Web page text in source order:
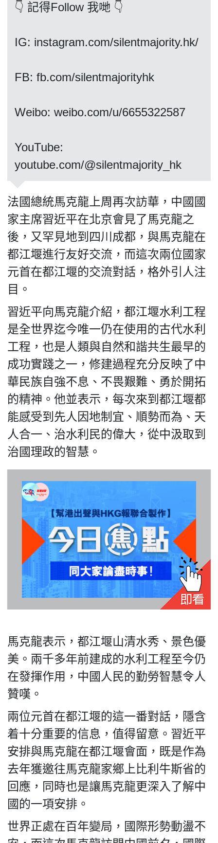
聯絡我們
私
隱
政
策
及
責
聲
明
©
2018
Silent
Majority
For
HK.
All
rights
reserved.
👇 記得Follow 我哋 👇
IG: instagram.com/silentmajority.hk/
FB: fb.com/silentmajorityhk
Weibo: weibo.com/u/6655322587
​​​​​​​YouTube:
youtube.com/@silentmajority_hk
法國總統馬克龍上周再次訪華，中國國
家主席習近平在北京會見了馬克龍之
後，又罕見地到四川成都，與馬克龍在
都江堰進行友好交流，而這次兩位國家
元首在都江堰的交流對話，格外引人注
目。
習近平向馬克龍介紹，都江堰水利工程
是全世界迄今唯一仍在使用的古代水利
工程，也是人類與自然和諧共生最早的
成功實踐之一，修建過程充分反映了中
華民族自強不息、不畏艱難、勇於開拓
的精神。他並表示，每次來到都江堰都
能感受到先人因地制宜、順勢而為、天
人合一、治水利民的偉大，從中汲取到
治國理政的智慧。
馬克龍表示，都江堰山清水秀、景色優
美。兩千多年前建成的水利工程至今仍
在發揮作用，中國人民的勤勞智慧令人
贊嘆。
兩位元首在都江堰的這一番對話，隱含
着十分重要的信息，值得留意。習近平
安排與馬克龍在都江堰會面，既是作為
去年獲邀往馬克龍家鄉上比利牛斯省的
回應，同時也是讓馬克龍更深入了解中
國的一項安排。
世界正處在百年變局，國際形勢動盪不